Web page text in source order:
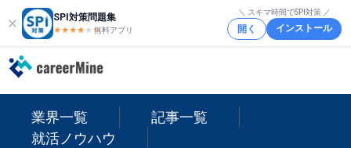
SPI対策問題集
★★★★ ★★
無料アプリ
＼ スキマ時間でSPI対策 ／
開く インストール
業界一覧
記事一覧
就活ノウハウ